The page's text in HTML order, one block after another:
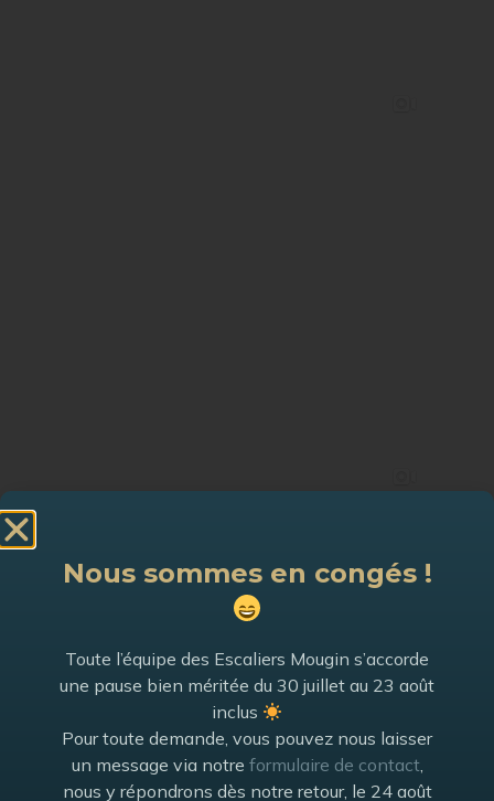
Nous sommes en congés !
Toute l’équipe des Escaliers Mougin s’accorde
une pause bien méritée du 30 juillet au 23 août
inclus
Pour toute demande, vous pouvez nous laisser
un message via notre formulaire de contact,
nous y répondrons dès notre retour, le 24 août